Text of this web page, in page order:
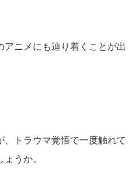
ニメにも辿り着くことが出
、トラウマ覚悟で一度触れて
うか。